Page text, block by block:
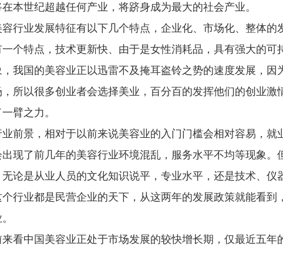
本世纪超越任何产业，将跻身成为最大的社会产业。
容行业发展特征有以下几个特点，企业化、市场化、整体的
一个特点，技术更新快、由于是女性消耗品，具有强大的可
我国的美容业正以迅雷不及掩耳盗铃之势的速度发展，因
所以很多创业者会选择美业，百分百的发挥他们的创业激
臂之力。
业前景，相对于以前来说美容业的入门门槛会相对容易，就
出现了前几年的美容行业环境混乱，服务水平不均等现象。
无论是从业人员的文化知识说平，专业水平，还是技术、仪
个行业都是民营企业的天下，从这两年的发展政策就能看到
看中国美容业正处于市场发展的较快增长期，仅最近五年